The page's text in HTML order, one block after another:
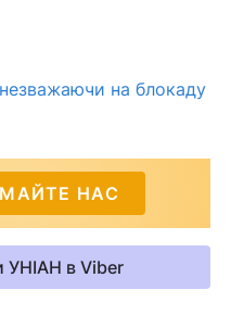
на блокаду
НАС
УНІАН в Viber